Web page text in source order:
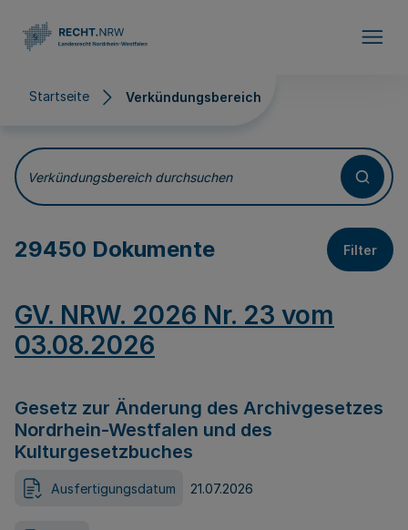
Startseite Verkündungsbereich
Verkündungsbereich
Verkündungsbereich durchsuchen
29450 Dokumente Filter
GV. NRW. 2026 Nr. 23 vom
03.08.2026
Gesetz zur Änderung des Archivgesetzes
Nordrhein-Westfalen und des
Kulturgesetzbuches
Ausfertigungsdatum 21.07.2026